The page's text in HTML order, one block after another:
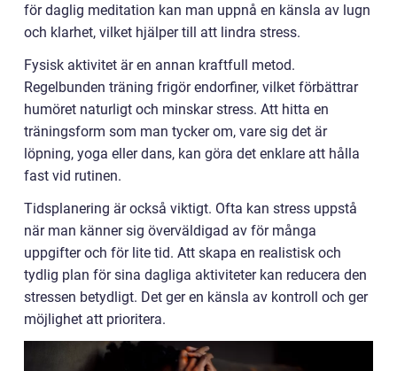
för daglig meditation kan man uppnå en känsla av lugn
och klarhet, vilket hjälper till att lindra stress.
Fysisk aktivitet är en annan kraftfull metod.
Regelbunden träning frigör endorfiner, vilket förbättrar
humöret naturligt och minskar stress. Att hitta en
träningsform som man tycker om, vare sig det är
löpning, yoga eller dans, kan göra det enklare att hålla
fast vid rutinen.
Tidsplanering är också viktigt. Ofta kan stress uppstå
när man känner sig överväldigad av för många
uppgifter och för lite tid. Att skapa en realistisk och
tydlig plan för sina dagliga aktiviteter kan reducera den
stressen betydligt. Det ger en känsla av kontroll och ger
möjlighet att prioritera.